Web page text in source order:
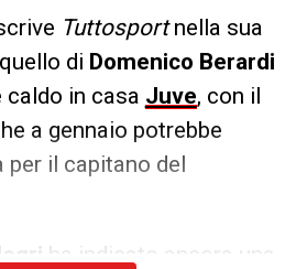
Tuttosportnella sua
di Domenico Berardi
caldo in casa Juve, con il
a gennaio potrebbe
per il capitano del
ha indicato ancora una